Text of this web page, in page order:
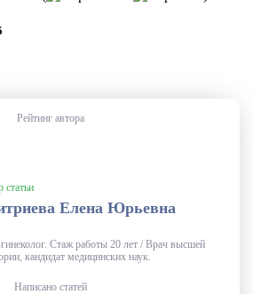
Рейтинг автора
статьи
Елена Юрьевна
Стаж работы 20 лет / Врач высшей
кандидат медицинских наук.
Написано статей